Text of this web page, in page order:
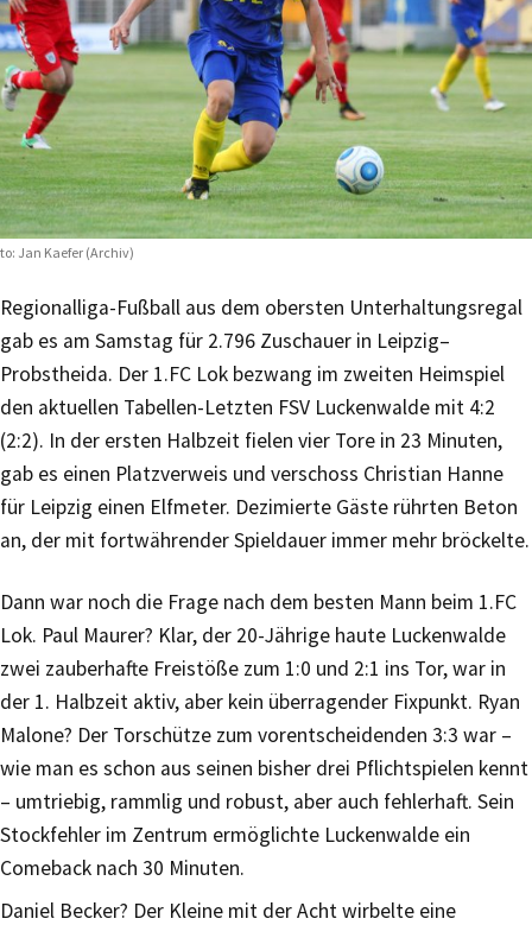
Jan Kaefer (Archiv)
Regionalliga-Fußball aus dem obersten Unterhaltungsregal
gab es am Samstag für 2.796 Zuschauer in Leipzig–
Probstheida. Der 1.FC Lok bezwang im zweiten Heimspiel
den aktuellen Tabellen-Letzten FSV Luckenwalde mit 4:2
(2:2). In der ersten Halbzeit fielen vier Tore in 23 Minuten,
gab es einen Platzverweis und verschoss Christian Hanne
für Leipzig einen Elfmeter. Dezimierte Gäste rührten Beton
an, der mit fortwährender Spieldauer immer mehr bröckelte.
Dann war noch die Frage nach dem besten Mann beim 1.FC
Lok. Paul Maurer? Klar, der 20-Jährige haute Luckenwalde
zwei zauberhafte Freistöße zum 1:0 und 2:1 ins Tor, war in
der 1. Halbzeit aktiv, aber kein überragender Fixpunkt. Ryan
Malone? Der Torschütze zum vorentscheidenden 3:3 war –
wie man es schon aus seinen bisher drei Pflichtspielen kennt
– umtriebig, rammlig und robust, aber auch fehlerhaft. Sein
Stockfehler im Zentrum ermöglichte Luckenwalde ein
Comeback nach 30 Minuten.
Daniel Becker? Der Kleine mit der Acht wirbelte eine